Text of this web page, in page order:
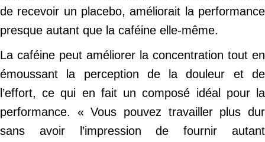
de recevoir un placebo, améliorait la performance
presque autant que la caféine elle-même.
La caféine peut améliorer la concentration tout en
émoussant la perception de la douleur et de
l’effort, ce qui en fait un composé idéal pour la
performance. « Vous pouvez travailler plus dur
sans avoir l’impression de fournir autant